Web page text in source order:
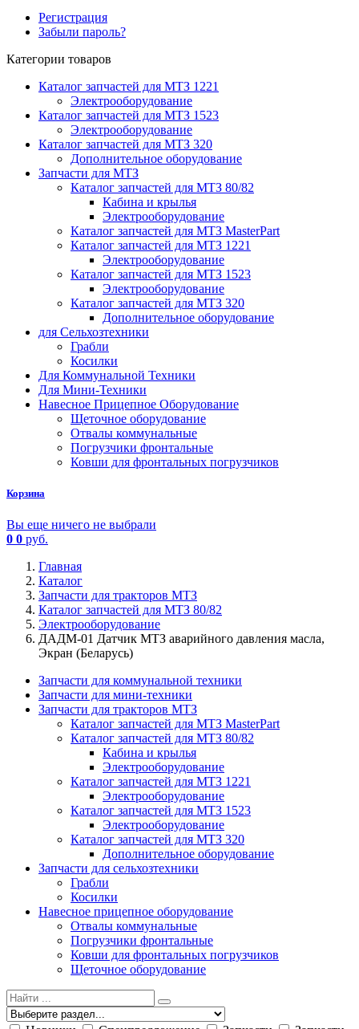
Регистрация
Забыли пароль?
Категории товаров
Каталог запчастей для МТЗ 1221
Электрооборудование
Каталог запчастей для МТЗ 1523
Электрооборудование
Каталог запчастей для МТЗ 320
Дополнительное оборудование
Запчасти для МТЗ
Каталог запчастей для МТЗ 80/82
Кабина и крылья
Электрооборудование
Каталог запчастей для МТЗ MasterPart
Каталог запчастей для МТЗ 1221
Электрооборудование
Каталог запчастей для МТЗ 1523
Электрооборудование
Каталог запчастей для МТЗ 320
Дополнительное оборудование
для Сельхозтехники
Грабли
Косилки
Для Коммунальной Техники
Для Мини-Техники
Навесное Прицепное Оборудование
Щеточное оборудование
Отвалы коммунальные
Погрузчики фронтальные
Ковши для фронтальных погрузчиков
Корзина
Вы еще ничего не выбрали
0 0 руб.
Главная
Каталог
Запчасти для тракторов МТЗ
Каталог запчастей для МТЗ 80/82
Электрооборудование
ДАДМ-01 Датчик МТЗ аварийного давления масла,
Экран (Беларусь)
Запчасти для коммунальной техники
Запчасти для мини-техники
Запчасти для тракторов МТЗ
Каталог запчастей для МТЗ MasterPart
Каталог запчастей для МТЗ 80/82
Кабина и крылья
Электрооборудование
Каталог запчастей для МТЗ 1221
Электрооборудование
Каталог запчастей для МТЗ 1523
Электрооборудование
Каталог запчастей для МТЗ 320
Дополнительное оборудование
Запчасти для сельхозтехники
Грабли
Косилки
Навесное прицепное оборудование
Отвалы коммунальные
Погрузчики фронтальные
Ковши для фронтальных погрузчиков
Щеточное оборудование